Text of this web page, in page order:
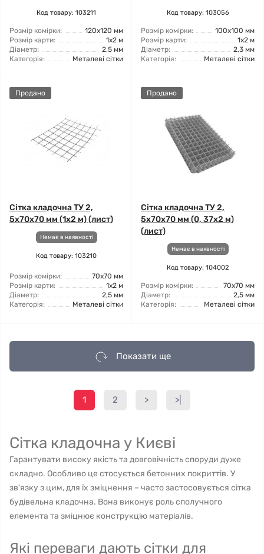
Код товару: 103211
Розмір комірки:
120x120 мм
Розмір карти:
1x2 м
Діаметр:
2,5 мм
Категорія:
Металеві сітки
Код товару: 103056
Розмір комірки:
100x100 мм
Розмір карти:
1x2 м
Діаметр:
2,3 мм
Категорія:
Металеві сітки
Продано
Сітка кладочна ТУ 2,
5x70x70 мм (1x2 м) (лист)
Немає в наявності
Код товару: 103210
Розмір комірки:
70x70 мм
Розмір карти:
1x2 м
Діаметр:
2,5 мм
Категорія:
Металеві сітки
Продано
Сітка кладочна ТУ 2,
5x70x70 мм (0, 37x2 м)
(лист)
Немає в наявності
Код товару: 104002
Розмір комірки:
70x70 мм
Діаметр:
2,5 мм
Категорія:
Металеві сітки
Показати ще
1 2 > >|
Сітка кладочна у Києві
Гарантувати високу якість та довговічність споруди дуже
складно. Особливо це стосується бетонних покриттів. У
зв'язку з цим, для їх зміцнення – часто застосовується сітка
будівельна кладочна. Вона виконує роль сполучного
елемента та зміцнює конструкцію матеріалів.
Які переваги дають сітки для